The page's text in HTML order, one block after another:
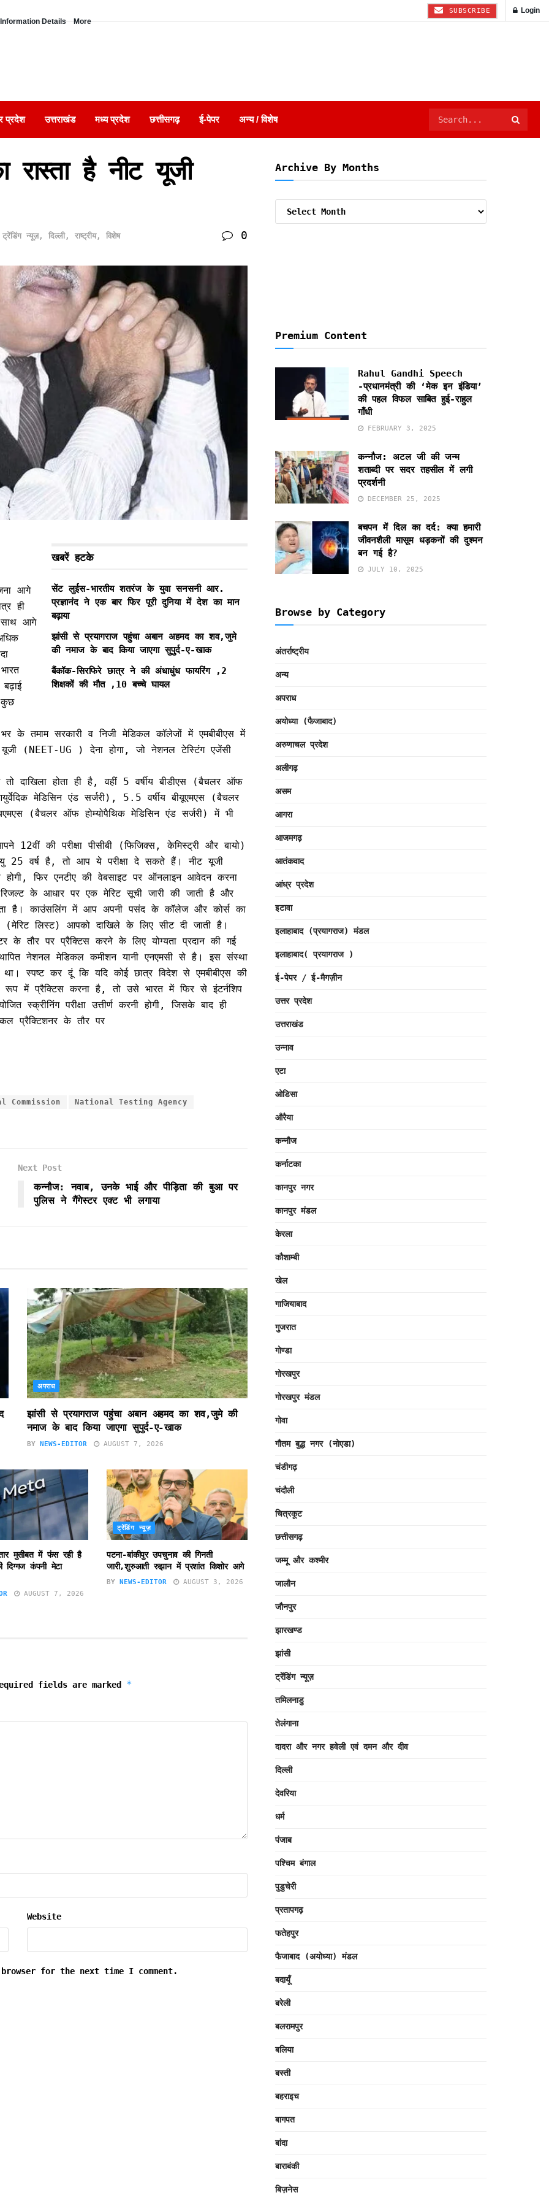
Details More
SUBSCRIBE Login
प्रदेश उत्तराखंड मध्य प्रदेश छत्तीसगढ़ ई-पेपर अन्य / विशेष
रास्ता है नीट यूजी
ट्रेंडिंग न्यूज़, दिल्ली, राष्ट्रीय, विशेष 0
खबरें हटके
सेंट लुईस-भारतीय शतरंज के युवा सनसनी आर.
प्रज्ञानंद ने एक बार फिर पूरी दुनिया में देश का मान
बढ़ाया
झांसी से प्रयागराज पहुंचा अबान अहमद का शव,जुमे
की नमाज के बाद किया जाएगा सुपुर्द-ए-खाक
बैंकॉक-सिरफिरे छात्र ने की अंधाधुंध फायरिंग ,2
शिक्षकों की मौत ,10 बच्चे घायल
आगे
ही
आगे
कुछ
के तमाम सरकारी व निजी मेडिकल कॉलेजों में एमबीबीएस में
यूजी (NEET-UG ) देना होगा, जो नेशनल टेस्टिंग एजेंसी
दाखिला होता ही है, वहीं 5 वर्षीय बीडीएस (बैचलर ऑफ
मेडिसिन एंड सर्जरी), 5.5 वर्षीय बीयूएमएस (बैचलर
(बैचलर ऑफ होम्योपैथिक मेडिसिन एंड सर्जरी) में भी
12वीं की परीक्षा पीसीबी (फिजिक्स, केमिस्ट्री और बायो)
25 वर्ष है, तो आप ये परीक्षा दे सकते हैं। नीट यूजी
होगी, फिर एनटीए की वेबसाइट पर ऑनलाइन आवेदन करना
के आधार पर एक मेरिट सूची जारी की जाती है और
है। काउंसलिंग में आप अपनी पसंद के कॉलेज और कोर्स का
लिस्ट) आपको दाखिले के लिए सीट दी जाती है।
के तौर पर प्रैक्टिस करने के लिए योग्यता प्रदान की गई
नेशनल मेडिकल कमीशन यानी एनएमसी से है। इस संस्था
स्पष्ट कर दूं कि यदि कोई छात्र विदेश से एमबीबीएस की
में प्रैक्टिस करना है, तो उसे भारत में फिर से इंटर्नशिप
स्क्रीनिंग परीक्षा उत्तीर्ण करनी होगी, जिसके बाद ही
प्रैक्टिशनर के तौर पर
Commission National Testing Agency
Next Post
कन्नौज: नवाब, उनके भाई और पीड़िता की बुआ पर
पुलिस ने गैंगेस्टर एक्ट भी लगाया
अपराध
झांसी से प्रयागराज पहुंचा अबान अहमद का शव,जुमे की
नमाज के बाद किया जाएगा सुपुर्द-ए-खाक
BY NEWS-EDITOR AUGUST 7, 2026
मुसीबत में फंस रही है
दिग्गज कंपनी मेटा
AUGUST 7, 2026
ट्रेंडिंग न्यूज़
पटना-बांकीपुर उपचुनाव की गिनती
जारी,शुरुआती रुझान में प्रशांत किशोर आगे
BY NEWS-EDITOR AUGUST 3, 2026
fields are marked *
Website
for the next time I comment.
Archive By Months
Premium Content
Rahul Gandhi Speech
-प्रधानमंत्री की ‘मेक इन इंडिया’
की पहल विफल साबित हुई-राहुल
गाँधी
FEBRUARY 3, 2025
कन्नौज: अटल जी की जन्म
शताब्दी पर सदर तहसील में लगी
प्रदर्शनी
DECEMBER 25, 2025
बचपन में दिल का दर्द: क्या हमारी
जीवनशैली मासूम धड़कनों की दुश्मन
बन गई है?
JULY 10, 2025
Browse by Category
अंतर्राष्ट्रीय
अन्य
अपराध
अयोध्या (फैजाबाद)
अरुणाचल प्रदेश
अलीगढ़
असम
आगरा
आजमगढ़
आतंकवाद
आंध्र प्रदेश
इटावा
इलाहाबाद (प्रयागराज) मंडल
इलाहाबाद( प्रयागराज )
ई-पेपर / ई-मैगज़ीन
उत्तर प्रदेश
उत्तराखंड
उन्नाव
एटा
ओडिसा
औरैया
कन्नौज
कर्नाटका
कानपुर नगर
कानपुर मंडल
केरला
कौशाम्बी
खेल
गाजियाबाद
गुजरात
गोण्डा
गोरखपुर
गोरखपुर मंडल
गोवा
गौतम बुद्ध नगर (नोएडा)
चंडीगढ़
चंदौली
चित्रकूट
छत्तीसगढ़
जम्मू और कश्मीर
जालौन
जौनपुर
झारखण्ड
झांसी
ट्रेंडिंग न्यूज़
तमिलनाडु
तेलंगाना
दादरा और नगर हवेली एवं दमन और दीव
दिल्ली
देवरिया
धर्म
पंजाब
पश्चिम बंगाल
पुडुचेरी
प्रतापगढ़
फतेहपुर
फैजाबाद (अयोध्या) मंडल
बदायूँ
बरेली
बलरामपुर
बलिया
बस्ती
बहराइच
बागपत
बांदा
बाराबंकी
बिज़नेस